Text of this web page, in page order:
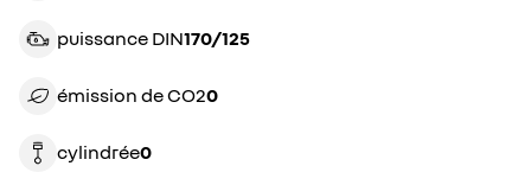
puissance DIN 170/125
émission de CO20
cylindrée0